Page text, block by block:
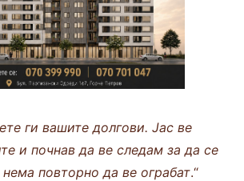
ги вашите долгови. Јас ве
и почнав да ве следам за да се
повторно да ве ограбат.“